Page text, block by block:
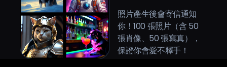
照片產生後會寄信通知
你！100 張照片（含 50
張肖像、50 張寫真），
保證你會愛不釋手！